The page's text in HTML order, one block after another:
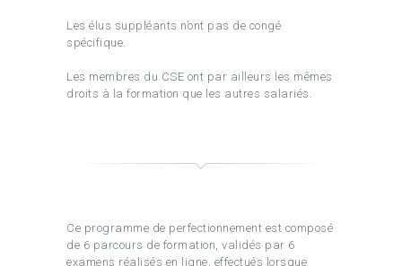
Les élus suppléants n’ont pas de congé
spécifique.
Les membres du CSE ont par ailleurs les mêmes
droits à la formation que les autres salariés.
Ce programme de perfectionnement est composé
de 6 parcours de formation, validés par 6
examens réalisés en ligne, effectués lorsque